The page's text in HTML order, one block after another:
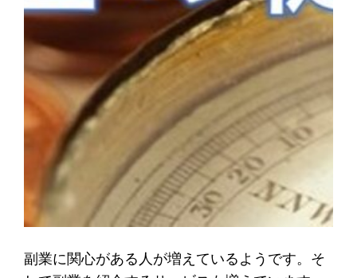
副業に関心がある人が増えているようです。そ